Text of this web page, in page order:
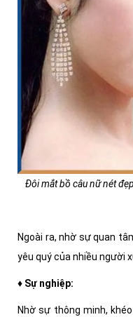
Đôi mắt bồ câu nữ nét
Ngoài ra, nhờ sự quan
yêu quý của nhiều người
♦ Sự nghiệp:
Nhờ sự thông minh,